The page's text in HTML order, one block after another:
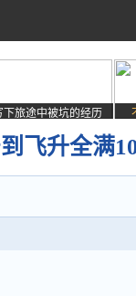
下旅途中被坑的经历
飞升全满